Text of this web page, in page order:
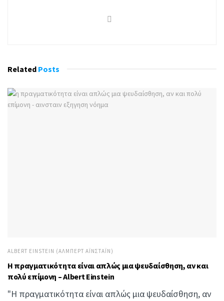
Related Posts
ALBERT EINSTEIN (ΆΛΜΠΕΡΤ ΑΪΝΣΤΆΙΝ)
Η πραγματικότητα είναι απλώς μια ψευδαίσθηση, αν και
πολύ επίμονη – Albert Einstein
"Η πραγματικότητα είναι απλώς μια ψευδαίσθηση, αν